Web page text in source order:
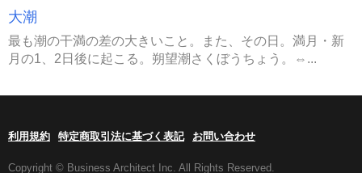
大潮
最も潮の干満の差の大きいこと。また、その日。満月・新
月の1、2日後に起こる。朔望潮さくぼうちょう。⇔...
利用規約 特定商取引法に基づく表記 お問い合わせ
Copyright © Business Architect Inc. All Rights Reserved.